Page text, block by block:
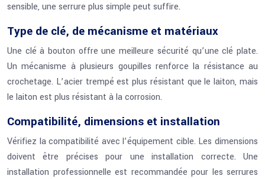
sensible, une serrure plus simple peut suffire.
Type de clé, de mécanisme et matériaux
Une clé à bouton offre une meilleure sécurité qu’une clé plate.
Un mécanisme à plusieurs goupilles renforce la résistance au
crochetage. L’acier trempé est plus résistant que le laiton, mais
le laiton est plus résistant à la corrosion.
Compatibilité, dimensions et installation
Vérifiez la compatibilité avec l’équipement cible. Les dimensions
doivent être précises pour une installation correcte. Une
installation professionnelle est recommandée pour les serrures